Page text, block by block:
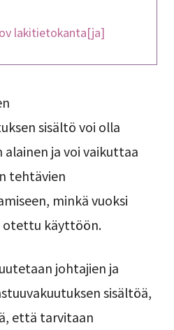
lakitietokanta[ja]
sisältö voi olla
ja voi vaikuttaa
tehtävien
minkä vuoksi
otettu käyttöön.
johtajien ja
sisältöä,
että tarvitaan